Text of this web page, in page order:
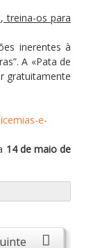
treina-os para
inerentes à
A «Pata de
gratuitamente
e-
14 de maio de